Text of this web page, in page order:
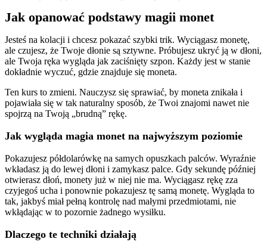
Jak opanować podstawy magii monet
Jesteś na kolacji i chcesz pokazać szybki trik. Wyciągasz monetę,
ale czujesz, że Twoje dłonie są sztywne. Próbujesz ukryć ją w dłoni,
ale Twoja ręka wygląda jak zaciśnięty szpon. Każdy jest w stanie
dokładnie wyczuć, gdzie znajduje się moneta.
Ten kurs to zmieni. Nauczysz się sprawiać, by moneta znikała i
pojawiała się w tak naturalny sposób, że Twoi znajomi nawet nie
spojrzą na Twoją „brudną” rękę.
Jak wygląda magia monet na najwyższym poziomie
Pokazujesz półdolarówkę na samych opuszkach palców. Wyraźnie
wkładasz ją do lewej dłoni i zamykasz palce. Gdy sekundę później
otwierasz dłoń, monety już w niej nie ma. Wyciągasz rękę zza
czyjegoś ucha i ponownie pokazujesz tę samą monetę. Wygląda to
tak, jakbyś miał pełną kontrolę nad małymi przedmiotami, nie
wkłądając w to pozornie żadnego wysiłku.
Dlaczego te techniki działają